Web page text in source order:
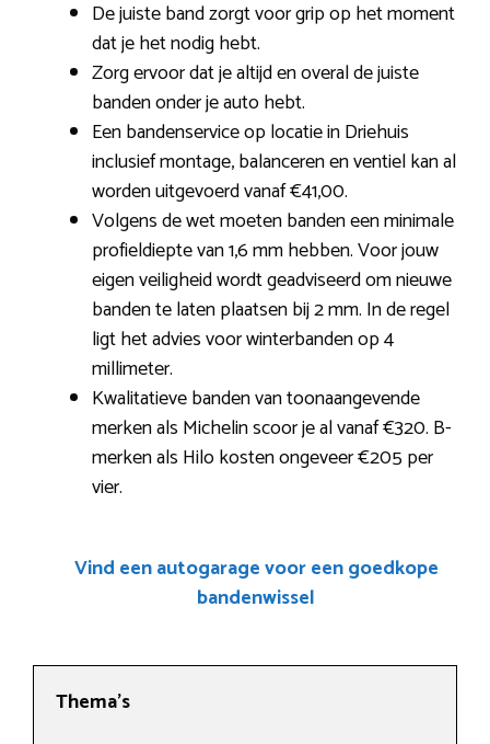
De juiste band zorgt voor grip op het moment
dat je het nodig hebt.
Zorg ervoor dat je altijd en overal de juiste
banden onder je auto hebt.
Een bandenservice op locatie in Driehuis
inclusief montage, balanceren en ventiel kan al
worden uitgevoerd vanaf €41,00.
Volgens de wet moeten banden een minimale
profieldiepte van 1,6 mm hebben. Voor jouw
eigen veiligheid wordt geadviseerd om nieuwe
banden te laten plaatsen bij 2 mm. In de regel
ligt het advies voor winterbanden op 4
millimeter.
Kwalitatieve banden van toonaangevende
merken als Michelin scoor je al vanaf €320. B-
merken als Hilo kosten ongeveer €205 per
vier.
Vind een autogarage voor een goedkope
bandenwissel
Thema’s